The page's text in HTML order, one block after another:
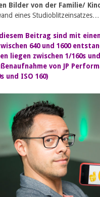
Bilder von der Familie/
eines Studioblitzeinsatzes…
Beitrag sind mit
640 und 1600
liegen zwischen 1/160s
von JP
und ISO 160)